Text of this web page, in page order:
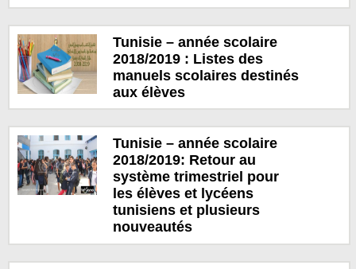
Tunisie – année scolaire
2018/2019 : Listes des
manuels scolaires destinés
aux élèves
Tunisie – année scolaire
2018/2019: Retour au
système trimestriel pour
les élèves et lycéens
tunisiens et plusieurs
nouveautés